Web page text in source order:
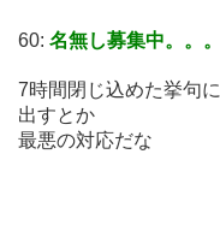
60: 名無し募集中。。。
7時間閉じ込めた挙句
出すとか
最悪の対応だな